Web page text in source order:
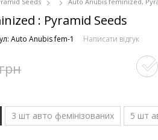
: Pyramid Seeds
Auto Anubis fem-1 Написати відгук
3 шт авто фемінізованих 5 шт